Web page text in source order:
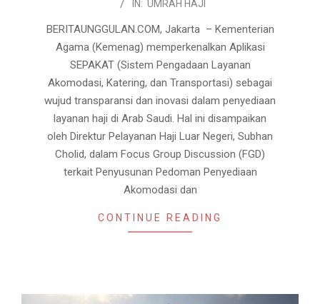
11
IN: UMRAH HAJI
BERITAUNGGULAN.COM, Jakarta – Kementerian
Agama (Kemenag) memperkenalkan Aplikasi
SEPAKAT (Sistem Pengadaan Layanan
Akomodasi, Katering, dan Transportasi) sebagai
wujud transparansi dan inovasi dalam penyediaan
layanan haji di Arab Saudi. Hal ini disampaikan
oleh Direktur Pelayanan Haji Luar Negeri, Subhan
Cholid, dalam Focus Group Discussion (FGD)
terkait Penyusunan Pedoman Penyediaan
Akomodasi dan
CONTINUE READING